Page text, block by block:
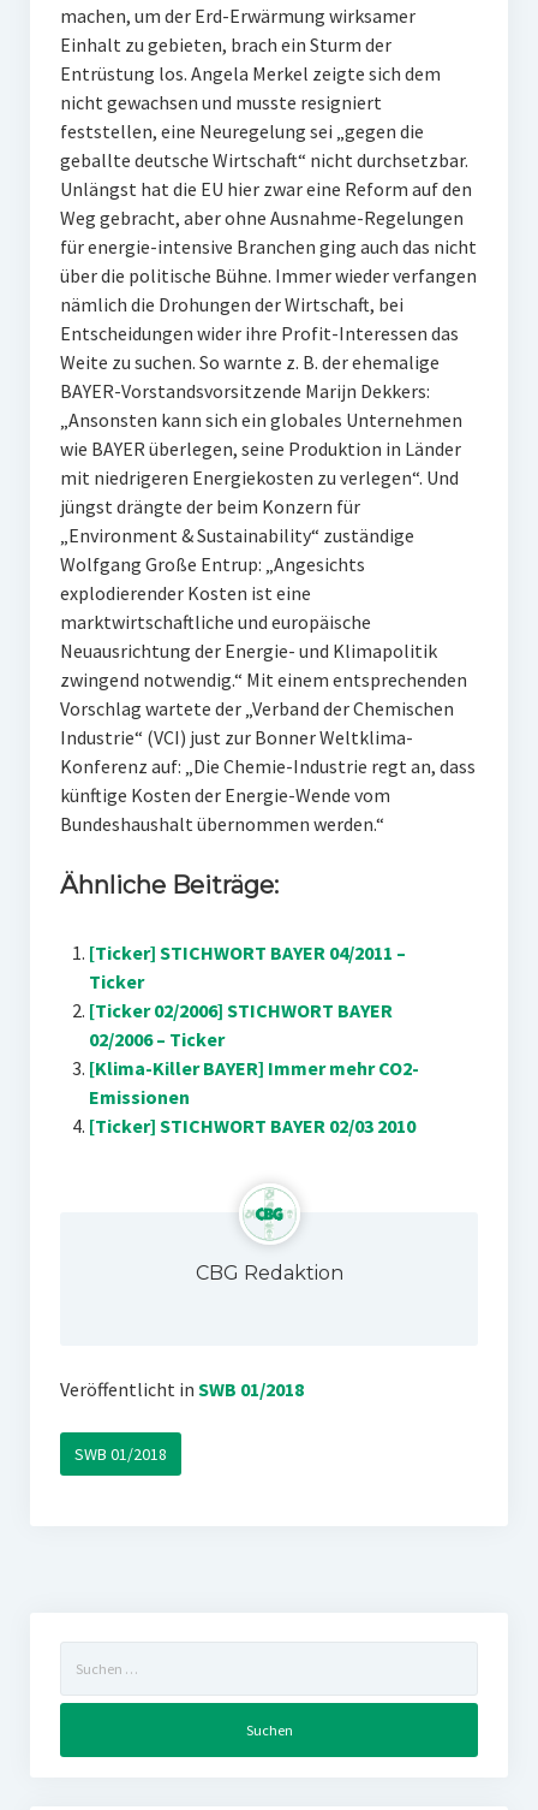
machen, um der Erd-Erwärmung wirksamer
Einhalt zu gebieten, brach ein Sturm der
Entrüstung los. Angela Merkel zeigte sich dem
nicht gewachsen und musste resigniert
feststellen, eine Neuregelung sei „gegen die
geballte deutsche Wirtschaft“ nicht durchsetzbar.
Unlängst hat die EU hier zwar eine Reform auf den
Weg gebracht, aber ohne Ausnahme-Regelungen
für energie-intensive Branchen ging auch das nicht
über die politische Bühne. Immer wieder verfangen
nämlich die Drohungen der Wirtschaft, bei
Entscheidungen wider ihre Profit-Interessen das
Weite zu suchen. So warnte z. B. der ehemalige
BAYER-Vorstandsvorsitzende Marijn Dekkers:
„Ansonsten kann sich ein globales Unternehmen
wie BAYER überlegen, seine Produktion in Länder
mit niedrigeren Energiekosten zu verlegen“. Und
jüngst drängte der beim Konzern für
„Environment & Sustainability“ zuständige
Wolfgang Große Entrup: „Angesichts
explodierender Kosten ist eine
marktwirtschaftliche und europäische
Neuausrichtung der Energie- und Klimapolitik
zwingend notwendig.“ Mit einem entsprechenden
Vorschlag wartete der „Verband der Chemischen
Industrie“ (VCI) just zur Bonner Weltklima-
Konferenz auf: „Die Chemie-Industrie regt an, dass
künftige Kosten der Energie-Wende vom
Bundeshaushalt übernommen werden.“
Ähnliche Beiträge:
[Ticker] STICHWORT BAYER 04/2011 –
Ticker
[Ticker 02/2006] STICHWORT BAYER
02/2006 – Ticker
[Klima-Killer BAYER] Immer mehr CO2-
Emissionen
[Ticker] STICHWORT BAYER 02/03 2010
CBG Redaktion
Veröffentlicht in SWB 01/2018
SWB 01/2018
nach: